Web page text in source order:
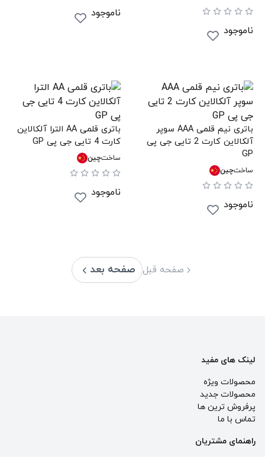
ناموجود
ناموجود
باتری نیم قلمی AAA سوپر
آلکالاین کارت 2 تایی جی پی
GP
ساختچین
ناموجود
باتری قلمی AA الترا آلکالاین
کارت 4 تایی جی پی GP
ساختچین
ناموجود
صفحه قبل صفحه بعد
لینک های مفید
محصولات ویژه
محصولات جدید
پرفروش ترین‌ ها
تماس با ما
راهنمای مشتریان